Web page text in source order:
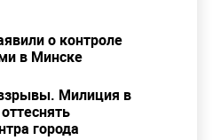
о контроле
в Минске
Милиция в
города